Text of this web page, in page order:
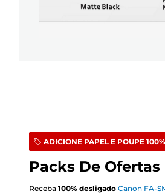
ADICIONE PAPEL E POUPE 100%
Packs De Ofertas
Receba 100% desligado Canon FA-